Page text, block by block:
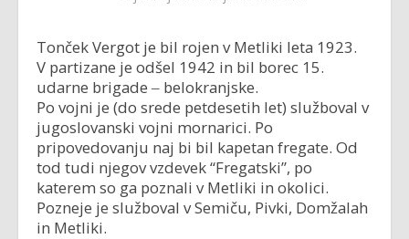
Tonček Vergot je bil rojen v Metliki leta 1923.
V partizane je odšel 1942 in bil borec 15.
udarne brigade ‒ belokranjske.
Po vojni je (do srede petdesetih let) služboval v
jugoslovanski vojni mornarici. Po
pripovedovanju naj bi bil kapetan fregate. Od
tod tudi njegov vzdevek “Fregatski”, po
katerem so ga poznali v Metliki in okolici.
Pozneje je služboval v Semiču, Pivki, Domžalah
in Metliki.